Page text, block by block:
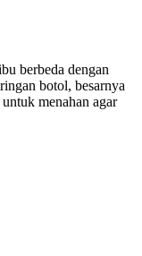
berbeda dengan
botol, besarnya
menahan agar